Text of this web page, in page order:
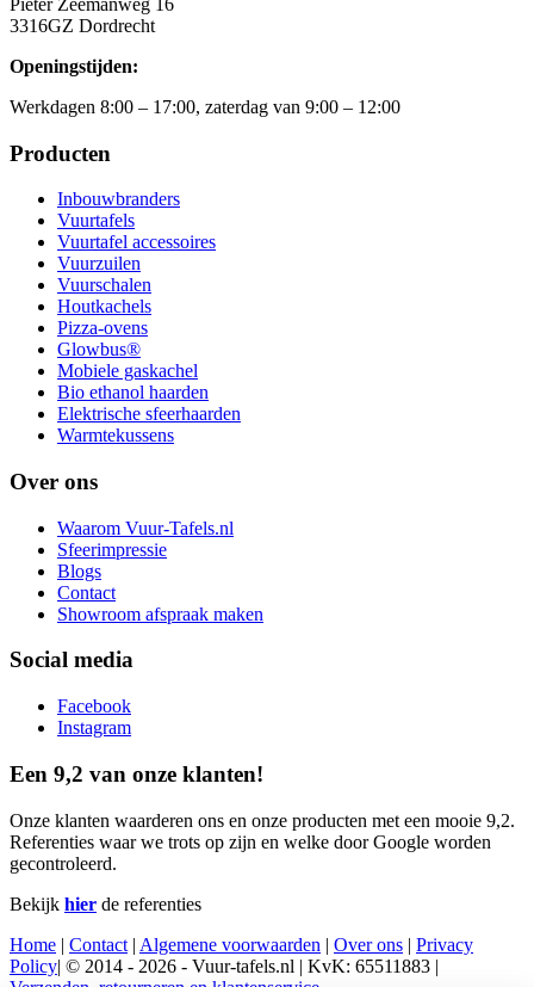
3316GZ Dordrecht
Openingstijden:
Werkdagen 8:00 – 17:00, zaterdag van 9:00 – 12:00
Producten
Inbouwbranders
Vuurtafels
Vuurtafel accessoires
Vuurzuilen
Vuurschalen
Houtkachels
Pizza-ovens
Glowbus®
Mobiele gaskachel
Bio ethanol haarden
Elektrische sfeerhaarden
Warmtekussens
Over ons
Waarom Vuur-Tafels.nl
Sfeerimpressie
Blogs
Contact
Showroom afspraak maken
Social media
Facebook
Instagram
Een 9,2 van onze klanten!
Onze klanten waarderen ons en onze producten met een mooie 9,2.
Referenties waar we trots op zijn en welke door Google worden
gecontroleerd.
Bekijk hier de referenties
Home | Contact | Algemene voorwaarden | Over ons | Privacy
Policy| © 2014 - 2026 - Vuur-tafels.nl | KvK: 65511883 |